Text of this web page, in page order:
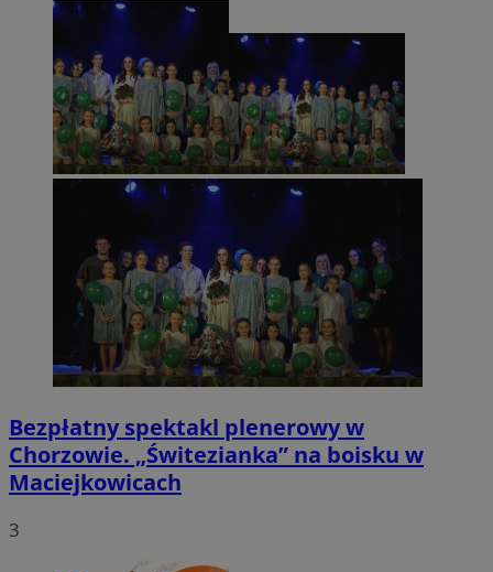
Bezpłatny spektakl plenerowy w
Chorzowie. „Świtezianka” na boisku w
Maciejkowicach
3